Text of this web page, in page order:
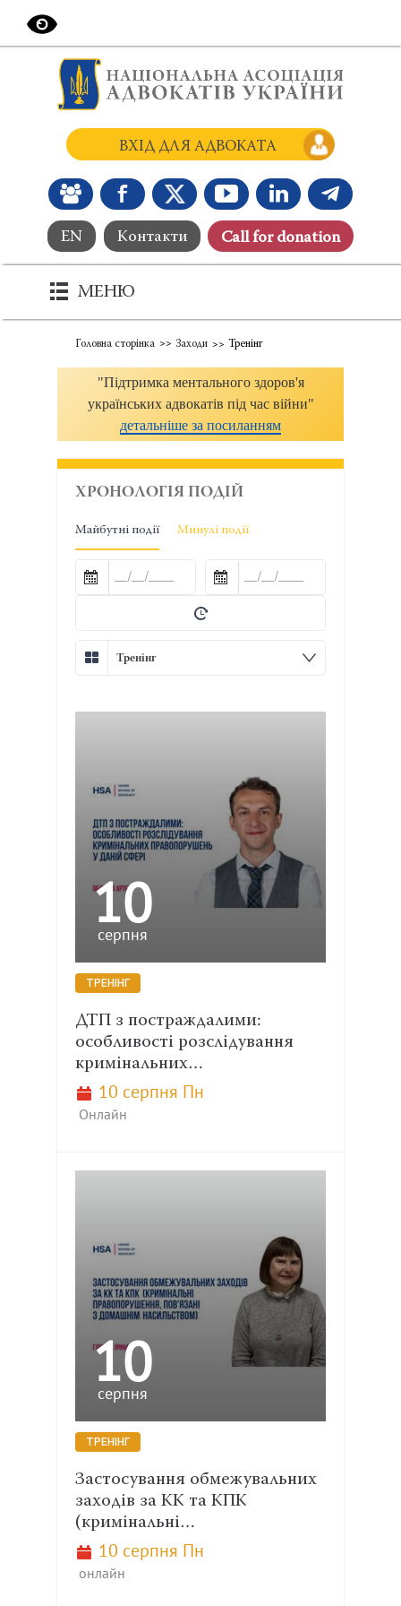
EN Контакти Сall for donation
ВХІД ДЛЯ АДВОКАТА
МЕНЮ
Головна сторінка Заходи Тренінг
"Підтримка ментального здоров'я
українських адвокатів під час війни"
детальніше за посиланням
ХРОНОЛОГІЯ ПОДІЙ
Майбутні події Минулі події
Тренінг
10
серпня
ТРЕНІНГ
ДТП з постраждалими:
особливості розслідування
кримінальних…
10 серпня Пн
Онлайн
10
серпня
ТРЕНІНГ
Застосування обмежувальних
заходів за КК та КПК
(кримінальні…
10 серпня Пн
онлайн